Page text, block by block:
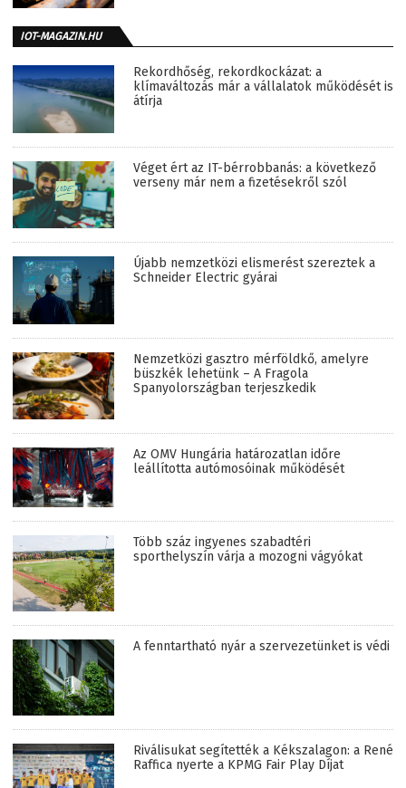
IOT-MAGAZIN.HU
Rekordhőség, rekordkockázat: a
klímaváltozás már a vállalatok működését is
átírja
Véget ért az IT-bérrobbanás: a következő
verseny már nem a fizetésekről szól
Újabb nemzetközi elismerést szereztek a
Schneider Electric gyárai
Nemzetközi gasztro mérföldkő, amelyre
büszkék lehetünk – A Fragola
Spanyolországban terjeszkedik
Az OMV Hungária határozatlan időre
leállította autómosóinak működését
Több száz ingyenes szabadtéri
sporthelyszín várja a mozogni vágyókat
A fenntartható nyár a szervezetünket is védi
Riválisukat segítették a Kékszalagon: a René
Raffica nyerte a KPMG Fair Play Díjat